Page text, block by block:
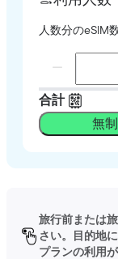
人数分のeSIM
合計
無
旅行前または
さい。目的地
プランの利用